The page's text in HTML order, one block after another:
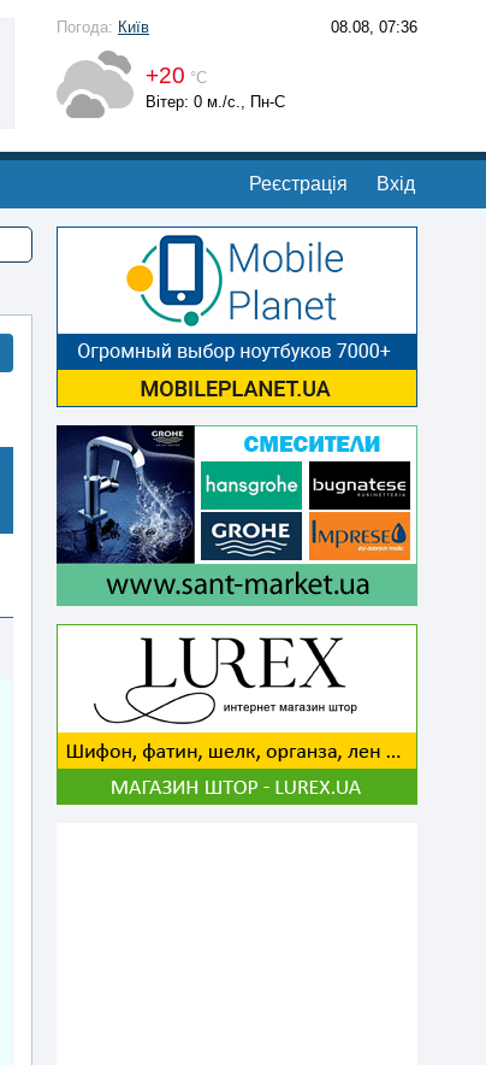
Погода: Київ 08.08, 07:36
+20 °С
Вітер: 0 м./с., Пн-С
Реєстрація Вхід